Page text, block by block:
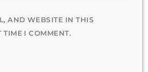
AND WEBSITE IN THIS
TIME I COMMENT.